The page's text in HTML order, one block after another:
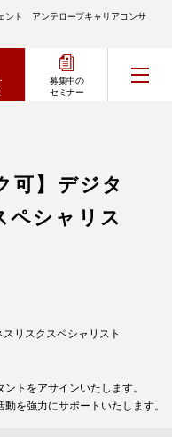
ント アンテロープキャリアコンサ
募集中の
セミナー
可】デジタ
ペシャリス
リスクスペシャリスト
トをアサインいたします。
を強力にサポートいたします。